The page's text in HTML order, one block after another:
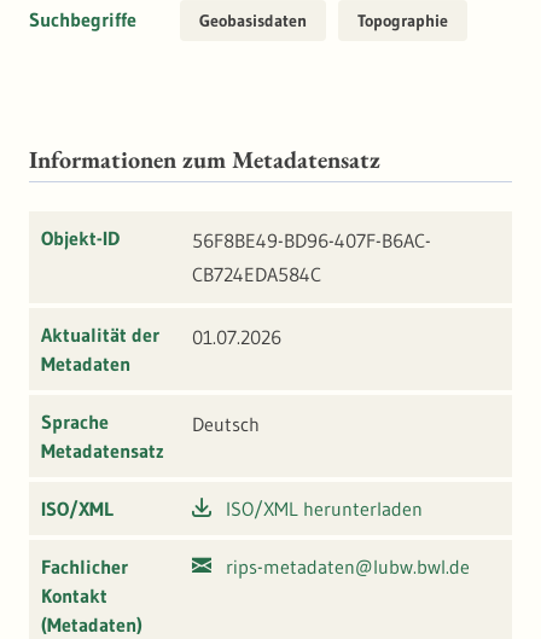
Suchbegriffe Geobasisdaten Topographie
Informationen zum Metadatensatz
Objekt-ID
56F8BE49-BD96-407F-B6AC-
CB724EDA584C
Aktualität der
Metadaten
01.07.2026
Sprache
Metadatensatz
Deutsch
ISO/XML ISO/XML herunterladen
Fachlicher
Kontakt
(Metadaten)
rips-metadaten@lubw.bwl.de